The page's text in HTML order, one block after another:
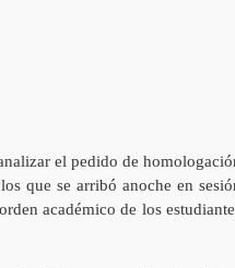
el pedido de
que se arribó anoche en
académico de los